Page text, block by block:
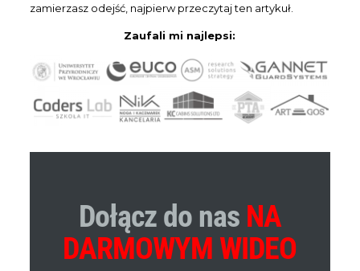
zamierzasz odejść, najpierw przeczytaj ten artykuł.
Zaufali mi najlepsi:
Dołącz do nas NA
DARMOWYM WIDEO